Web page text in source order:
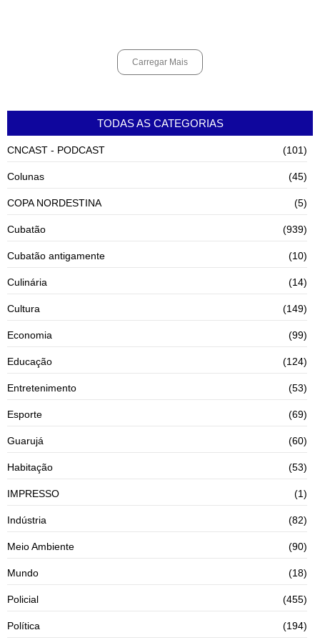
Carregar Mais
TODAS AS CATEGORIAS
CNCAST - PODCAST (101)
Colunas (45)
COPA NORDESTINA (5)
Cubatão (939)
Cubatão antigamente (10)
Culinária (14)
Cultura (149)
Economia (99)
Educação (124)
Entretenimento (53)
Esporte (69)
Guarujá (60)
Habitação (53)
IMPRESSO (1)
Indústria (82)
Meio Ambiente (90)
Mundo (18)
Policial (455)
Política (194)